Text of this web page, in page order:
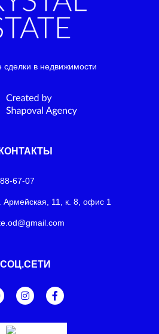
сделки в недвижимости
КОНТАКТЫ
67-07
Армейская, 11, к. 8, офис 1
СОЦ.СЕТИ